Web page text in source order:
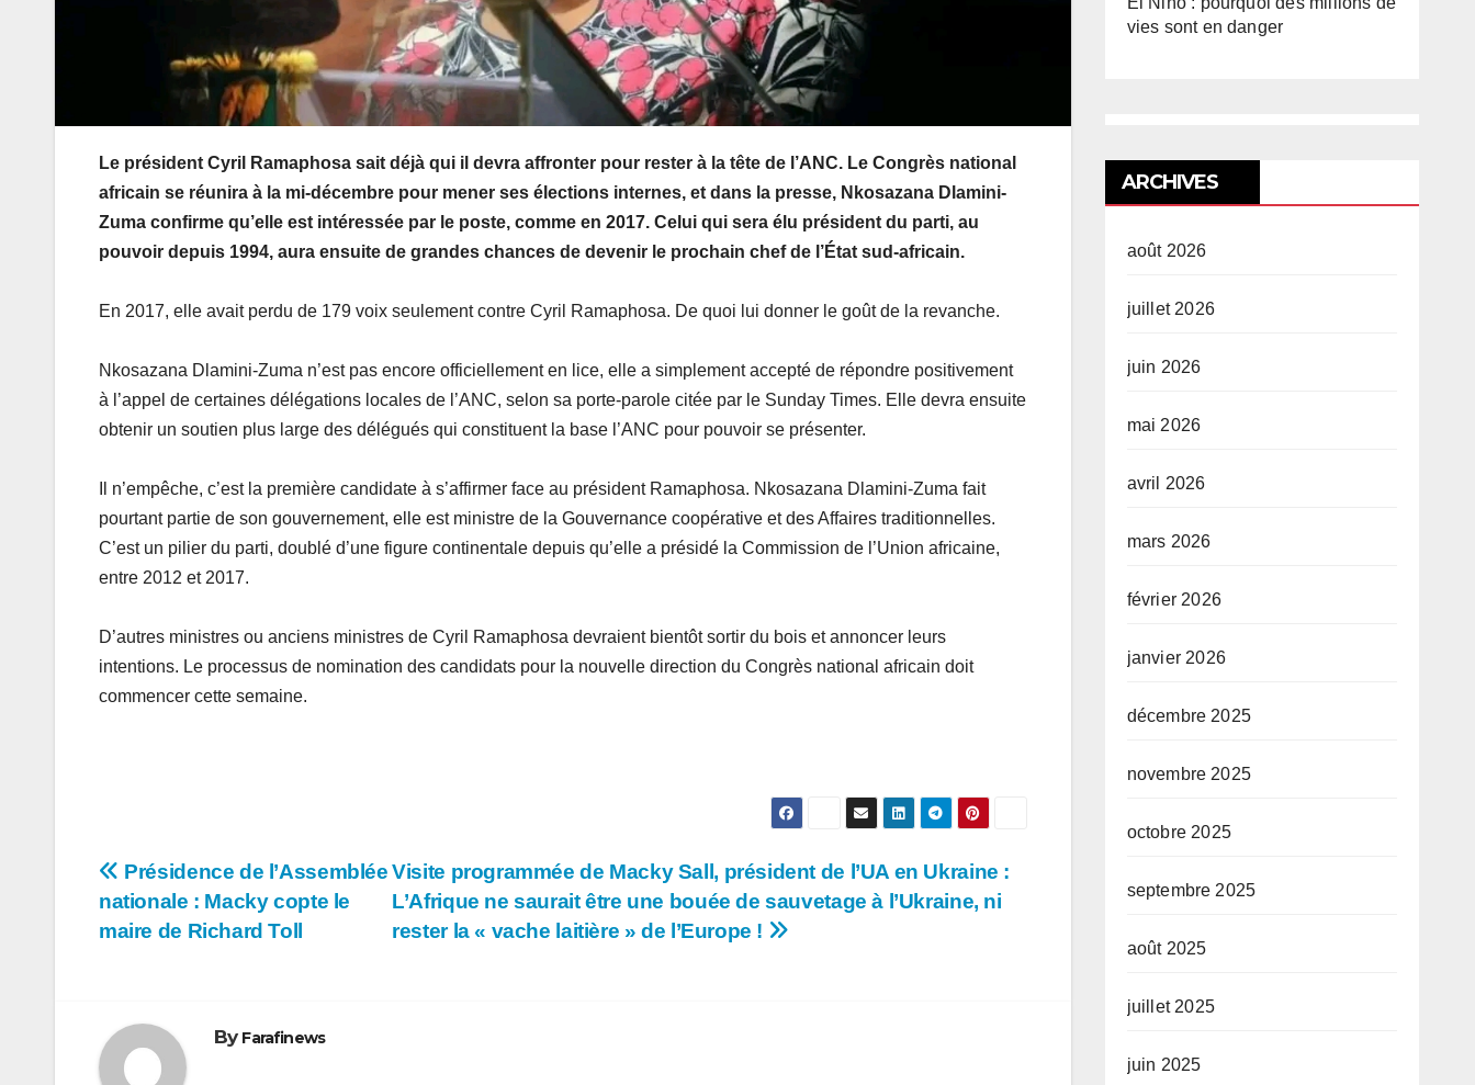
Le président Cyril Ramaphosa sait déjà qui il devra affronter pour rester à la tête de l’ANC. Le Congrès national
africain se réunira à la mi-décembre pour mener ses élections internes, et dans la presse, Nkosazana Dlamini-
Zuma confirme qu’elle est intéressée par le poste, comme en 2017. Celui qui sera élu président du parti, au
pouvoir depuis 1994, aura ensuite de grandes chances de devenir le prochain chef de l’État sud-africain.
En 2017, elle avait perdu de 179 voix seulement contre Cyril Ramaphosa. De quoi lui donner le goût de la revanche.
Nkosazana Dlamini-Zuma n’est pas encore officiellement en lice, elle a simplement accepté de répondre positivement
à l’appel de certaines délégations locales de l’ANC, selon sa porte-parole citée par le Sunday Times. Elle devra ensuite
obtenir un soutien plus large des délégués qui constituent la base l’ANC pour pouvoir se présenter.
Il n’empêche, c’est la première candidate à s’affirmer face au président Ramaphosa. Nkosazana Dlamini-Zuma fait
pourtant partie de son gouvernement, elle est ministre de la Gouvernance coopérative et des Affaires traditionnelles.
C’est un pilier du parti, doublé d’une figure continentale depuis qu’elle a présidé la Commission de l’Union africaine,
entre 2012 et 2017.
D’autres ministres ou anciens ministres de Cyril Ramaphosa devraient bientôt sortir du bois et annoncer leurs
intentions. Le processus de nomination des candidats pour la nouvelle direction du Congrès national africain doit
commencer cette semaine.
Navigation
de
Visite programmée de Macky Sall, président de l’UA en Ukraine :
L’Afrique ne saurait être une bouée de sauvetage à l’Ukraine, ni
rester la « vache laitière » de l’Europe !
Présidence de l’Assemblée
nationale : Macky copte le
maire de Richard Toll
By Farafinews
vies sont en danger
ARCHIVES
août 2026
juillet 2026
juin 2026
mai 2026
avril 2026
mars 2026
février 2026
janvier 2026
décembre 2025
novembre 2025
octobre 2025
septembre 2025
août 2025
juillet 2025
juin 2025